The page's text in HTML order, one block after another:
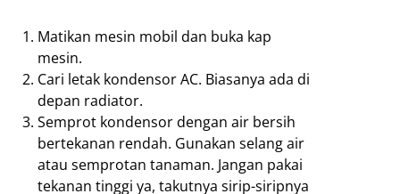
Matikan mesin mobil dan buka kap
mesin.
Cari letak kondensor AC. Biasanya ada di
depan radiator.
Semprot kondensor dengan air bersih
bertekanan rendah. Gunakan selang air
atau semprotan tanaman. Jangan pakai
tekanan tinggi ya, takutnya sirip-siripnya